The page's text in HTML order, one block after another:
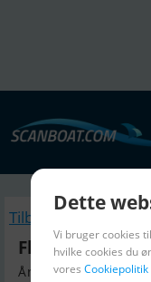
Tilbage
Flipper 630 HT
Årgang 2017,
Dette
Vi bruger cookies
hvilke cookies du
vores Cookiepolitik